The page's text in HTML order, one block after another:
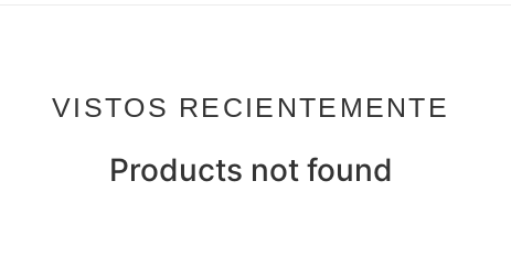
VISTOS RECIENTEMENTE
Products not found